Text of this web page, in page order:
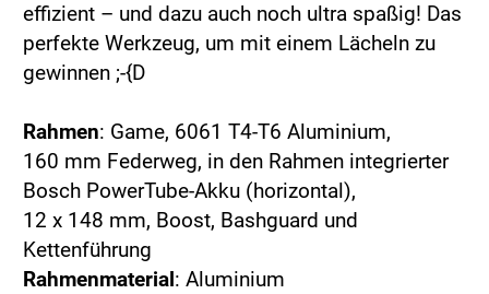
effizient – und dazu auch noch ultra spaßig! Das
perfekte Werkzeug, um mit einem Lächeln zu
gewinnen ;-{D
Rahmen: Game, 6061 T4-T6 Aluminium,
160 mm Federweg, in den Rahmen integrierter
Bosch PowerTube-Akku (horizontal),
12 x 148 mm, Boost, Bashguard und
Kettenführung
Rahmenmaterial: Aluminium